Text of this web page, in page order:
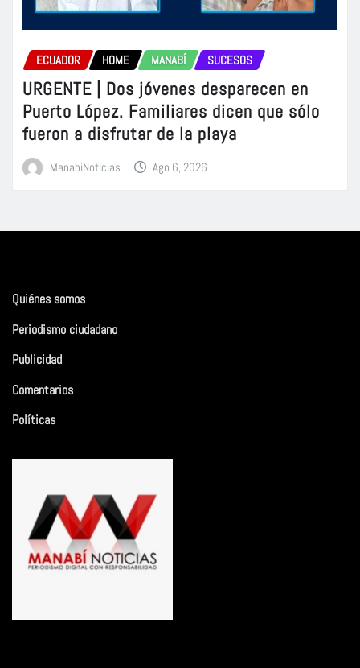
ECUADOR HOME MANABÍ SUCESOS
URGENTE | Dos jóvenes desparecen en
Puerto López. Familiares dicen que sólo
fueron a disfrutar de la playa
ManabiNoticias Ago 6, 2026
Quiénes somos
Periodismo ciudadano
Publicidad
Comentarios
Políticas